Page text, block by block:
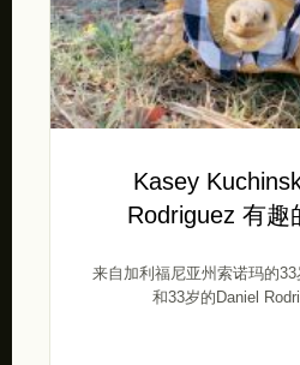
Kasey
Rodriguez 有趣
来自加利福尼亚州索诺玛的
和33岁的Daniel